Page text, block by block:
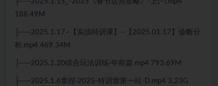
188.49M
├──2025.1.17–【实战特训课】–【2025.01.17】诊断分
析.mp4 469.34M
├──2025.1.20综合玩法训练·年前篇.mp4 793.69M
├──2025.1.6拿捏·2025-特训营第一站-D.mp4 3.23G